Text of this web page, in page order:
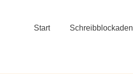
Start Schreibblockaden